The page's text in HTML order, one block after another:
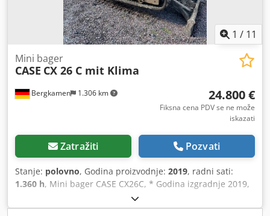
1 / 11
Bergkamen 1.306 km
Mini bager
CASE CX 26 C mit Klima
24.800 €
Fiksna cena PDV se ne može
iskazati
Zatražiti Pozvati
Stanje: polovno, Godina proizvodnje: 2019, radni sati:
1.360 h, Mini bager CASE CX26C, * Godina izgradnje 2019,
* 1360 BS, i *Grejanje Codpfxourfkco Alcsrf *Klima *
gumene gusjenice, * Buldožer sečivo, * Brzo spojnica